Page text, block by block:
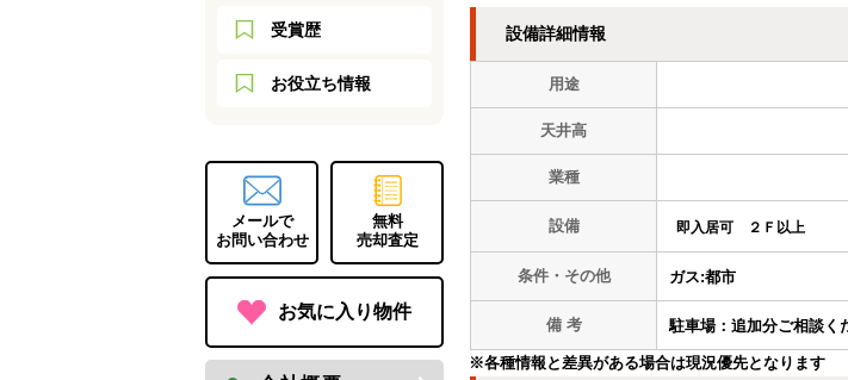
設備詳細情報
用途
天井高
業種
設備 即入居可 ２Ｆ以上
条件・その他 ガス:都市
備 考 駐車場：追加分ご相談く
※各種情報と差異がある場合は現況優先となります
受賞歴
お役立ち情報
メールで
お問い合わせ
無料
売却査定
お気に入り物件